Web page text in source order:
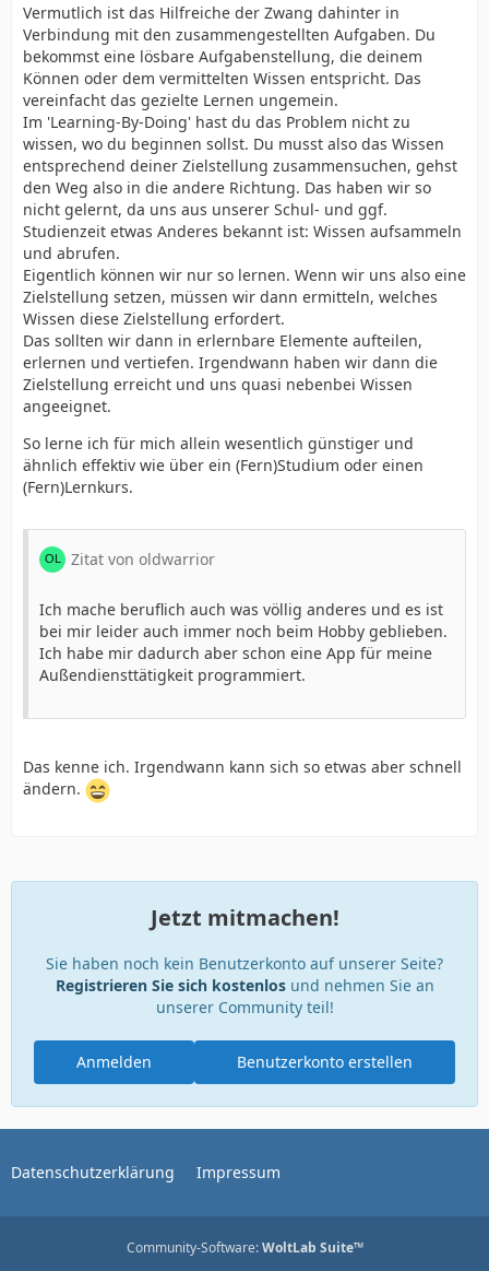
Vermutlich ist das Hilfreiche der Zwang dahinter in
Verbindung mit den zusammengestellten Aufgaben. Du
bekommst eine lösbare Aufgabenstellung, die deinem
Können oder dem vermittelten Wissen entspricht. Das
vereinfacht das gezielte Lernen ungemein.
Im 'Learning-By-Doing' hast du das Problem nicht zu
wissen, wo du beginnen sollst. Du musst also das Wissen
entsprechend deiner Zielstellung zusammensuchen, gehst
den Weg also in die andere Richtung. Das haben wir so
nicht gelernt, da uns aus unserer Schul- und ggf.
Studienzeit etwas Anderes bekannt ist: Wissen aufsammeln
und abrufen.
Eigentlich können wir nur so lernen. Wenn wir uns also eine
Zielstellung setzen, müssen wir dann ermitteln, welches
Wissen diese Zielstellung erfordert.
Das sollten wir dann in erlernbare Elemente aufteilen,
erlernen und vertiefen. Irgendwann haben wir dann die
Zielstellung erreicht und uns quasi nebenbei Wissen
angeeignet.
So lerne ich für mich allein wesentlich günstiger und
ähnlich effektiv wie über ein (Fern)Studium oder einen
(Fern)Lernkurs.
Zitat von oldwarrior
Ich mache beruflich auch was völlig anderes und es ist
bei mir leider auch immer noch beim Hobby geblieben.
Ich habe mir dadurch aber schon eine App für meine
Außendiensttätigkeit programmiert.
Das kenne ich. Irgendwann kann sich so etwas aber schnell
ändern.
Jetzt mitmachen!
Sie haben noch kein Benutzerkonto auf unserer Seite?
Registrieren Sie sich kostenlosund nehmen Sie an
unserer Community teil!
Benutzerkonto erstellen
Anmelden
Datenschutzerklärung Impressum
Community-Software:WoltLab Suite™